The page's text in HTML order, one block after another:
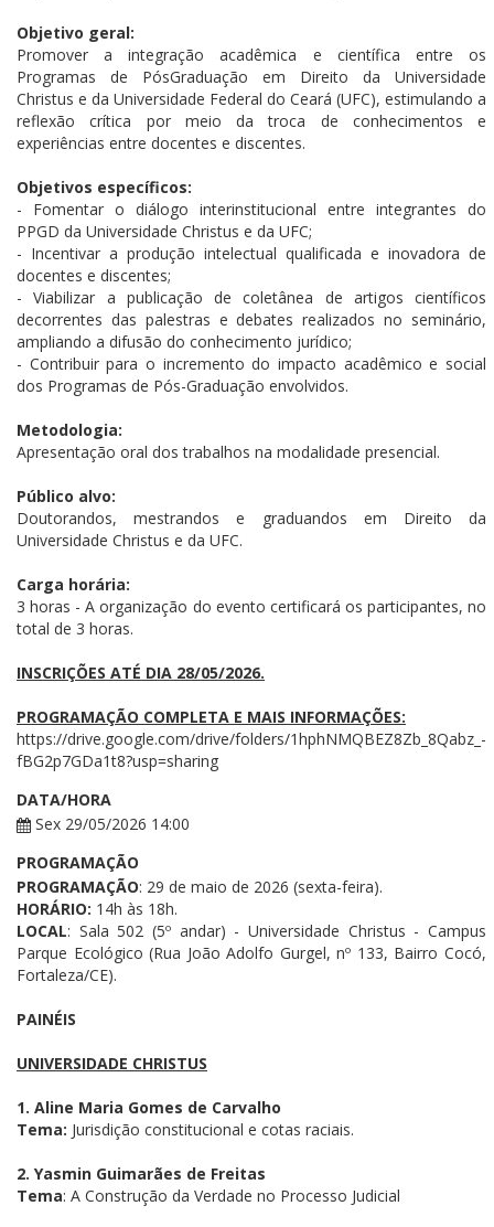
Objetivo geral:
Promover a integração acadêmica e científica entre os
Programas de PósGraduação em Direito da Universidade
Christus e da Universidade Federal do Ceará (UFC), estimulando a
reflexão crítica por meio da troca de conhecimentos e
experiências entre docentes e discentes.
Objetivos específicos:
- Fomentar o diálogo interinstitucional entre integrantes do
PPGD da Universidade Christus e da UFC;
- Incentivar a produção intelectual qualificada e inovadora de
docentes e discentes;
- Viabilizar a publicação de coletânea de artigos científicos
decorrentes das palestras e debates realizados no seminário,
ampliando a difusão do conhecimento jurídico;
- Contribuir para o incremento do impacto acadêmico e social
dos Programas de Pós-Graduação envolvidos.
Metodologia:
Apresentação oral dos trabalhos na modalidade presencial.
Público alvo:
Doutorandos, mestrandos e graduandos em Direito da
Universidade Christus e da UFC.
Carga horária:
3 horas - A organização do evento certificará os participantes, no
total de 3 horas.
INSCRIÇÕES ATÉ DIA 28/05/2026.
PROGRAMAÇÃO COMPLETA E MAIS INFORMAÇÕES:
https://drive.google.com/drive/folders/1hphNMQBEZ8Zb_8Qabz_-
fBG2p7GDa1t8?usp=sharing
DATA/HORA
Sex 29/05/2026 14:00
PROGRAMAÇÃO
PROGRAMAÇÃO: 29 de maio de 2026 (sexta-feira).
HORÁRIO: 14h às 18h.
LOCAL: Sala 502 (5º andar) - Universidade Christus - Campus
Parque Ecológico (Rua João Adolfo Gurgel, nº 133, Bairro Cocó,
Fortaleza/CE).
PAINÉIS
UNIVERSIDADE CHRISTUS
1. Aline Maria Gomes de Carvalho
Tema: Jurisdição constitucional e cotas raciais.
2. Yasmin Guimarães de Freitas
Tema: A Construção da Verdade no Processo Judicial